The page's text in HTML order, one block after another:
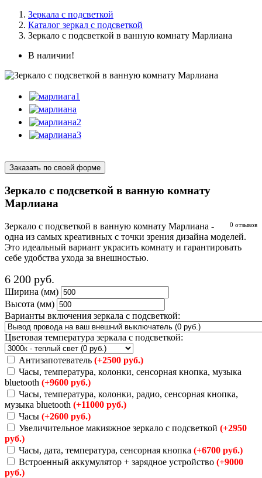
Зеркала с подсветкой
Каталог зеркал с подсветкой
Зеркало с подсветкой в ванную комнату Марлиана
В наличии!
Заказать по своей форме
Зеркало с подсветкой в ванную комнату
Марлиана
0 отзывов
Зеркало с подсветкой в ванную комнату Марлиана -
одна из самых креативных с точки зрения дизайна моделей.
Это идеальный вариант украсить комнату и гарантировать
себе удобства ухода за внешностью.
6 200 руб.
Ширина (мм)
Высота (мм)
Варианты включения зеркала с подсветкой:
Цветовая температура зеркала с подсветкой:
Антизапотеватель (+2500 руб.)
Часы, температура, колонки, сенсорная кнопка, музыка
bluetooth (+9600 руб.)
Часы, температура, колонки, радио, сенсорная кнопка,
музыка bluetooth (+11000 руб.)
Часы (+2600 руб.)
Увеличительное макияжное зеркало с подсветкой (+2950
руб.)
Часы, дата, температура, сенсорная кнопка (+6700 руб.)
Встроенный аккумулятор + зарядное устройство (+9000
руб.)